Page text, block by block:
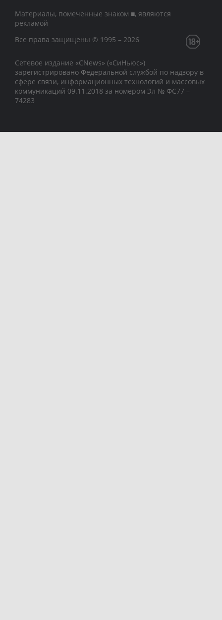
Материалы, помеченные знаком ■, являются
рекламой
Все права защищены © 1995 – 2026
Сетевое издание «CNews» («СиНьюс»)
зарегистрировано Федеральной службой по надзору в
сфере связи, информационных технологий и массовых
коммуникаций 09.11.2018 за номером Эл № ФС77 –
74283